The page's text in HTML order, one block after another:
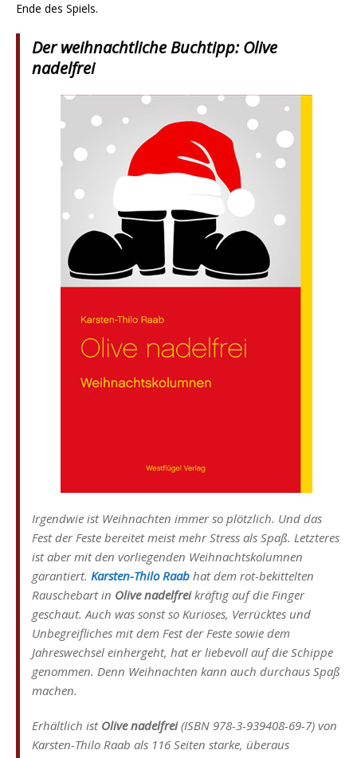
Ende des Spiels.
Der weihnachtliche Buchtipp: Olive
nadelfrei
Irgendwie ist Weihnachten immer so plötzlich. Und das
Fest der Feste bereitet meist mehr Stress als Spaß. Letzteres
ist aber mit den vorliegenden Weihnachtskolumnen
garantiert. Karsten-Thilo Raab hat dem rot-bekittelten
Rauschebart in Olive nadelfreikräftig auf die Finger
geschaut. Auch was sonst so Kurioses, Verrücktes und
Unbegreifliches mit dem Fest der Feste sowie dem
Jahreswechsel einhergeht, hat er liebevoll auf die Schippe
genommen. Denn Weihnachten kann auch durchaus Spaß
machen.
Erhältlich ist Olive nadelfrei(ISBN 978-3-939408-69-7) von
Karsten-Thilo Raab als 116 Seiten starke, überaus